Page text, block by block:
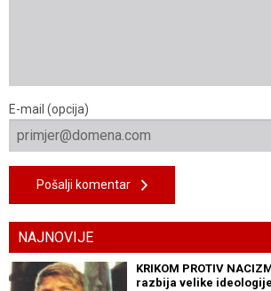
E-mail (opcija)
Pošalji komentar
NAJNOVIJE
KRIKOM PROTIV
razbija velike ideologije